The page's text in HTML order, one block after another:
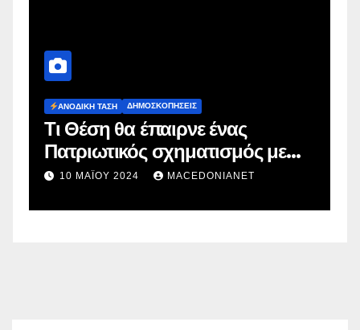
ΔΗΜΟΣΚΟΠΉΣΕΙΣ
Ευρωεκλογές 2024: Πρόθεση
Ψήφου
2 ΜΑΪ́ΟΥ 2024 MACEDONIANET